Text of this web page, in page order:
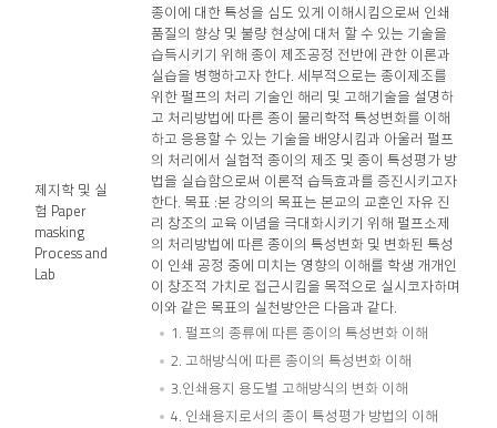
제지학 및 실
험 Paper
masking
Process and
Lab
종이에 대한 특성을 심도 있게 이해시킴으로써 인쇄
품질의 향상 및 불량 현상에 대처 할 수 있는 기술을
습득시키기 위해 종이 제조공정 전반에 관한 이론과
실습을 병행하고자 한다. 세부적으로는 종이제조를
위한 펄프의 처리 기술인 해리 및 고해기술을 설명하
고 처리방법에 따른 종이 물리학적 특성변화를 이해
하고 응용할 수 있는 기술을 배양시킴과 아울러 펄프
의 처리에서 실험적 종이의 제조 및 종이 특성평가 방
법을 실습함으로써 이론적 습득효과를 증진시키고자
한다. 목표 :본 강의의 목표는 본교의 교훈인 자유 진
리 창조의 교육 이념을 극대화시키기 위해 펄프소제
의 처리방법에 따른 종이의 특성변화 및 변화된 특성
이 인쇄 공정 중에 미치는 영향의 이해를 학생 개개인
이 창조적 가치로 접근시킴을 목적으로 실시코자하며
이와 같은 목표의 실천방안은 다음과 같다.
1. 펄프의 종류에 따른 종이의 특성변화 이해
2. 고해방식에 따른 종이의 특성변화 이해
3.인쇄용지 용도별 고해방식의 변화 이해
4. 인쇄용지로서의 종이 특성평가 방법의 이해